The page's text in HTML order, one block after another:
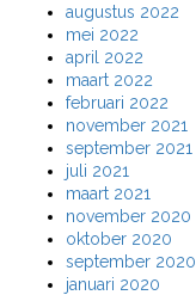
augustus 2022
mei 2022
april 2022
maart 2022
februari 2022
november 2021
september 2021
juli 2021
maart 2021
november 2020
oktober 2020
september 2020
januari 2020